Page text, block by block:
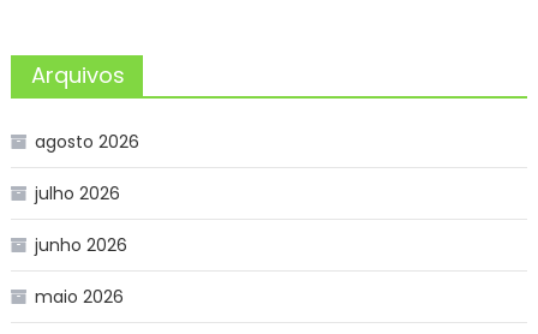
Arquivos
agosto 2026
julho 2026
junho 2026
maio 2026